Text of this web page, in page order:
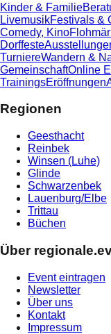
Kinder & Familie
LivemusikFestivals &
Comedy, Kino
Dorffeste
TurniereWandern &
GemeinschaftOnline
TrainingsEröffnungen
Regionen
Geesthacht
Reinbek
Winsen (Luhe)
Glinde
Schwarzenbek
Lauenburg/Elbe
Trittau
Büchen
Über
Event eintragen
Newsletter
Über uns
Kontakt
Impressum